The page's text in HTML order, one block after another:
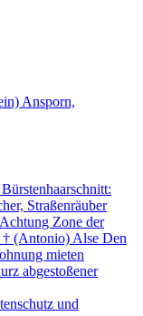
Ansporn,
Bürstenhaarschnitt:
Straßenräuber
Zone der
(Antonio) Alse Den
mieten
abgestoßener
und